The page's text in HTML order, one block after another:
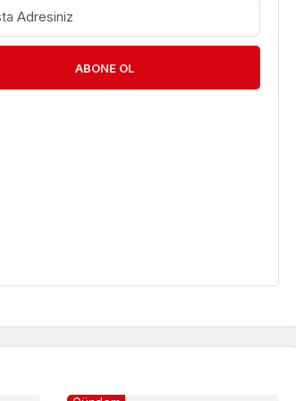
ABONE OL